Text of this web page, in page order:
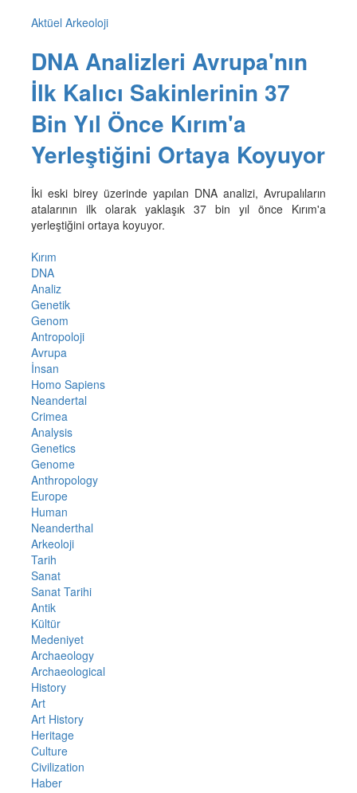
Aktüel Arkeoloji
DNA Analizleri Avrupa'nın
İlk Kalıcı Sakinlerinin 37
Bin Yıl Önce Kırım'a
Yerleştiğini Ortaya Koyuyor
İki eski birey üzerinde yapılan DNA analizi, Avrupalıların
atalarının ilk olarak yaklaşık 37 bin yıl önce Kırım'a
yerleştiğini ortaya koyuyor.
Kırım
DNA
Analiz
Genetik
Genom
Antropoloji
Avrupa
İnsan
Homo Sapiens
Neandertal
Crimea
Analysis
Genetics
Genome
Anthropology
Europe
Human
Neanderthal
Arkeoloji
Tarih
Sanat
Sanat Tarihi
Antik
Kültür
Medeniyet
Archaeology
Archaeological
History
Art
Art History
Heritage
Culture
Civilization
Haber